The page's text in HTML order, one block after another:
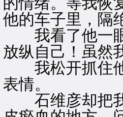
他的车子里，隔
我看了他一眼
放纵自己！虽然
我松开抓住他
表情。
石维彦却把我